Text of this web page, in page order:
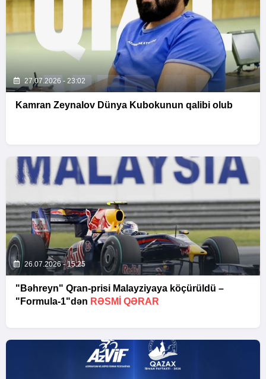
27.07.2026 - 23:02
Kamran Zeynalov Dünya Kubokunun qalibi olub
26.07.2026 - 15:25
"Bəhreyn" Qran-prisi Malayziyaya köçürüldü –
"Formula-1"dən RƏSMI QƏRAR